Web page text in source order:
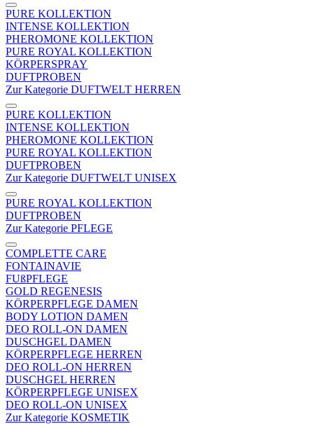
PURE KOLLEKTION
INTENSE KOLLEKTION
PHEROMONE KOLLEKTION
PURE ROYAL KOLLEKTION
KÖRPERSPRAY
DUFTPROBEN
Zur Kategorie DUFTWELT HERREN
PURE KOLLEKTION
INTENSE KOLLEKTION
PHEROMONE KOLLEKTION
PURE ROYAL KOLLEKTION
DUFTPROBEN
Zur Kategorie DUFTWELT UNISEX
PURE ROYAL KOLLEKTION
DUFTPROBEN
Zur Kategorie PFLEGE
COMPLETTE CARE
FONTAINAVIE
FUßPFLEGE
GOLD REGENESIS
KÖRPERPFLEGE DAMEN
BODY LOTION DAMEN
DEO ROLL-ON DAMEN
DUSCHGEL DAMEN
KÖRPERPFLEGE HERREN
DEO ROLL-ON HERREN
DUSCHGEL HERREN
KÖRPERPFLEGE UNISEX
DEO ROLL-ON UNISEX
Zur Kategorie KOSMETIK